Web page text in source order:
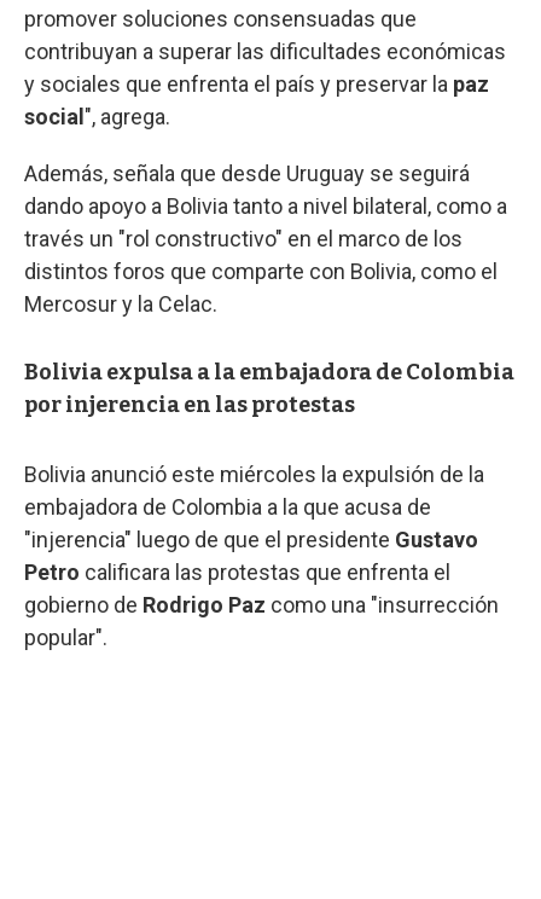
promover soluciones consensuadas que
contribuyan a superar las dificultades económicas
y sociales que enfrenta el país y preservar la paz
social ", agrega.
Además, señala que desde Uruguay se seguirá
dando apoyo a Bolivia tanto a nivel bilateral, como a
través un "rol constructivo" en el marco de los
distintos foros que comparte con Bolivia, como el
Mercosur y la Celac.
Bolivia expulsa a la embajadora de Colombia
por injerencia en las protestas
Bolivia anunció este miércoles la expulsión de la
embajadora de Colombia a la que acusa de
"injerencia" luego de que el presidente Gustavo
Petro calificara las protestas que enfrenta el
gobierno de Rodrigo Paz como una "insurrección
popular".